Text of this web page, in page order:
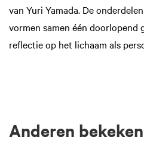
van Yuri Yamada. De
vormen samen één doorlopend
reflectie op het lichaam als
Anderen